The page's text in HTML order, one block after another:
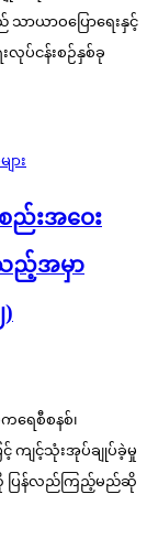
သာယာဝပြောရေးနှင့်
လုပ်ငန်းစဉ်နှစ်ခု
ား
ည်းအဝေး
သည့်အမှာ
ရေစီစနစ်၊
ကျင့်သုံးအုပ်ချုပ်ခဲ့မှု
) ကို ပြန်လည်ကြည့်မည်ဆို